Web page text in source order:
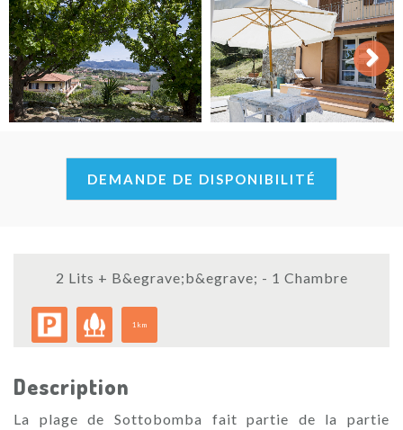
Next
DEMANDE DE DISPONIBILITÉ
2 Lits + B&egrave;b&egrave; - 1 Chambre
1km
Description
La plage de Sottobomba fait partie de la partie